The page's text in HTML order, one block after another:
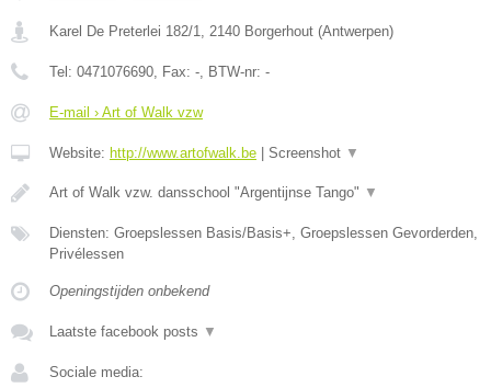
Karel De Preterlei 182/1 2140 Borgerhout (Antwerpen)
Tel: 0471076690 , Fax: - , BTW-nr: -
E-mail › Art of Walk vzw
Website: http://www.artofwalk.be Screenshot ▼
Art of Walk vzw. dansschool "Argentijnse Tango" ▼
Diensten: Groepslessen Basis/Basis+, Groepslessen Gevorderden,
Privélessen
Openingstijden onbekend
Laatste facebook posts ▼
Sociale media: